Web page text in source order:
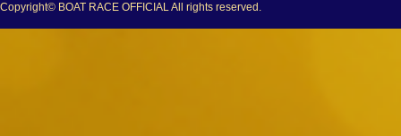
Copyright© BOAT RACE OFFICIAL All rights reserved.